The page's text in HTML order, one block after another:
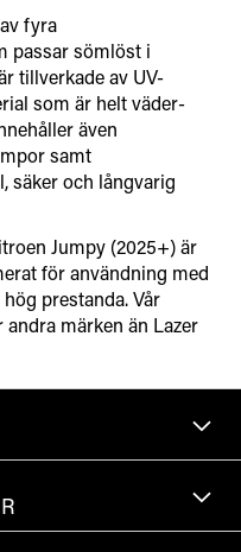
fyra
passar sömlöst i
tillverkade av UV-
som är helt väder-
även
samt
säker och långvarig
Jumpy (2025+) är
för användning med
prestanda. Vår
märken än Lazer